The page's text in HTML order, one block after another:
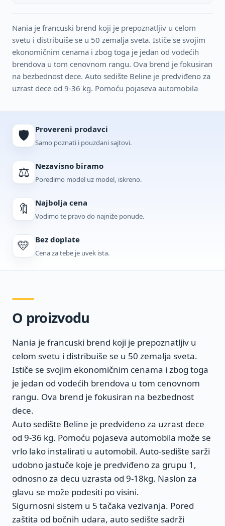
Nania je francuski brend koji je prepoznatljiv u celom
svetu i distribuiše se u 50 zemalja sveta. Ističe se svojim
ekonomičnim cenama i zbog toga je jedan od vodećih
brendova u tom cenovnom rangu. Ova brend je fokusiran
na bezbednost dece. Auto sedište Beline je predviđeno za
uzrast dece od 9-36 kg. Pomoću pojaseva automobila
🛡️ Provereni prodavci
Samo poznati i pouzdani sajtovi.
⚖️ Nezavisno biramo
Poredimo model uz model, iskreno.
🔖 Najbolja cena
Vodimo te pravo do najniže ponude.
💛 Bez doplate
Cena za tebe je uvek ista.
O proizvodu
Nania je francuski brend koji je prepoznatljiv u
celom svetu i distribuiše se u 50 zemalja sveta.
Ističe se svojim ekonomičnim cenama i zbog toga
je jedan od vodećih brendova u tom cenovnom
rangu. Ova brend je fokusiran na bezbednost
dece.
Auto sedište Beline je predviđeno za uzrast dece
od 9-36 kg. Pomoću pojaseva automobila može se
vrlo lako instalirati u automobil. Auto-sedište sarži
udobno jastuče koje je predviđeno za grupu 1,
odnosno za decu uzrasta od 9-18kg. Naslon za
glavu se može podesiti po visini.
Sigurnosni sistem u 5 tačaka vezivanja. Pored
zaštita od bočnih udara, auto sedište sadrži